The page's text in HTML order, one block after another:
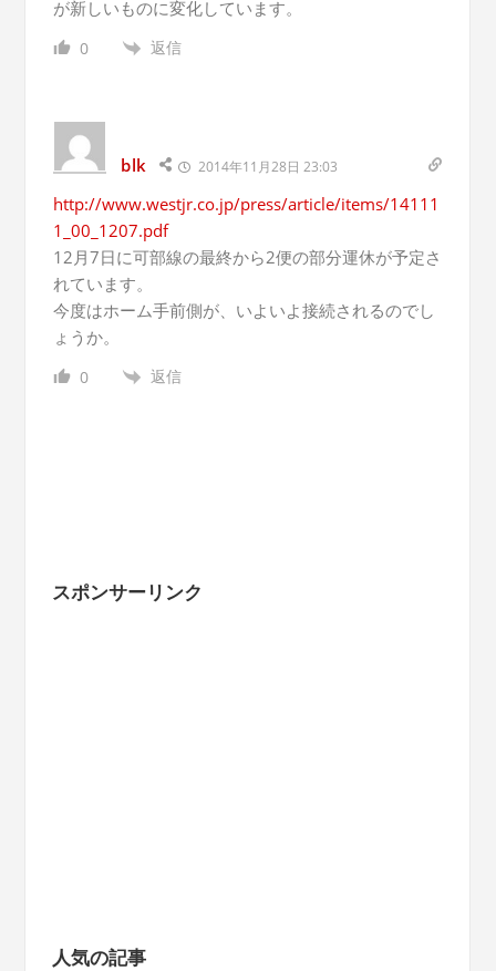
が新しいものに変化しています。
0 返信
blk 2014年11月28日 23:03
http://www.westjr.co.jp/press/article/items/14111
1_00_1207.pdf
12月7日に可部線の最終から2便の部分運休が予定さ
れています。
今度はホーム手前側が、いよいよ接続されるのでし
ょうか。
0 返信
スポンサーリンク
人気の記事